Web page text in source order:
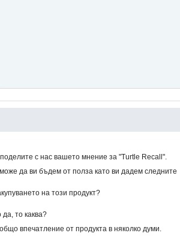
с нас вашето мнение за "Turtle Recall".
да ви бъдем от полза като ви дадем следните
на този продукт?
то каква?
впечатление от продукта в няколко думи.